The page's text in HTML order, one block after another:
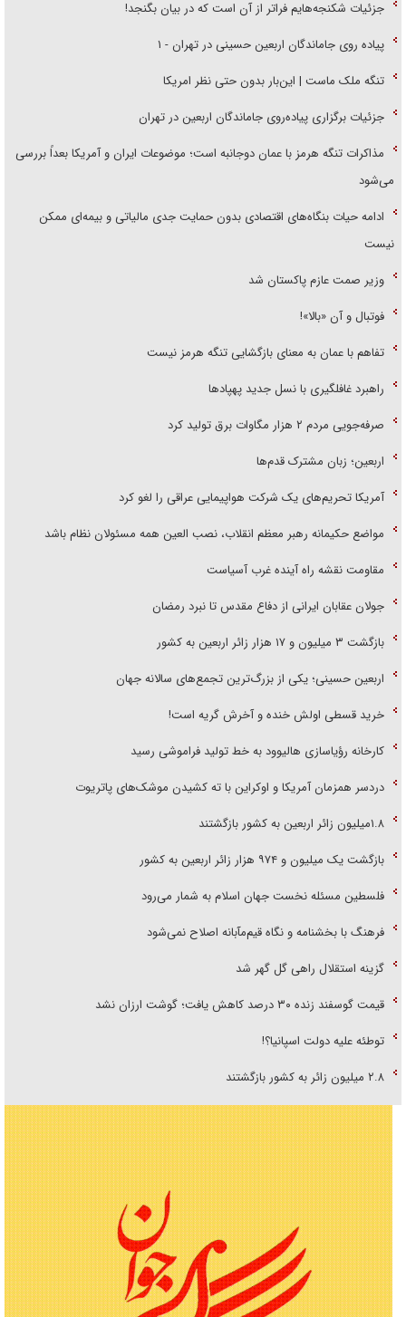
جزئیات شکنجه‌هایم فراتر از آن است که در بیان بگنجد!
پیاده روی جاماندگان اربعین حسینی در تهران - ۱
تنگه ملک ماست | این‌بار بدون حتی نظر امریکا
جزئیات برگزاری پیاده‌روی جاماندگان اربعین در تهران
مذاکرات تنگه هرمز با عمان دوجانبه است؛ موضوعات ایران و آمریکا بعداً بررسی
می‌شود
ادامه حیات بنگاه‌های اقتصادی بدون حمایت جدی مالیاتی و بیمه‌ای ممکن
نیست
وزیر صمت عازم پاکستان شد
فوتبال و آن «بالا»!
تفاهم با عمان به معنای بازگشایی تنگه هرمز نیست
راهبرد غافلگیری با نسل جدید پهپاد‌ها
صرفه‌جویی مردم ۲ هزار مگاوات برق تولید کرد
اربعین؛ زبان مشترک قدم‌ها
آمریکا تحریم‌های یک شرکت هواپیمایی عراقی را لغو کرد
مواضع حکیمانه رهبر معظم انقلاب، نصب العین همه مسئولان نظام باشد
مقاومت نقشه راه آینده غرب آسیاست
جولان عقابان ایرانی از دفاع مقدس تا نبرد رمضان
بازگشت ۳ میلیون و ۱۷ هزار زائر اربعین به کشور
اربعین حسینی؛ یکی از بزرگ‌ترین تجمع‌های سالانه جهان
خرید قسطی اولش خنده و آخرش گریه است!
کارخانه رؤیاسازی هالیوود به خط تولید فراموشی رسید
دردسر همزمان آمریکا و اوکراین با ته کشیدن موشک‌های پاتریوت
۱.۸میلیون زائر اربعین به کشور بازگشتند
بازگشت یک میلیون و ۹۷۴ هزار زائر اربعین به کشور
فلسطین مسئله نخست جهان اسلام به شمار می‌رود
فرهنگ با بخشنامه و نگاه قیم‌مآبانه اصلاح نمی‌شود
گزینه استقلال راهی گل گهر شد
قیمت گوسفند زنده ۳۰ درصد کاهش یافت؛ گوشت ارزان نشد
توطئه علیه دولت اسپانیا؟!
۲.۸ میلیون زائر به کشور بازگشتند